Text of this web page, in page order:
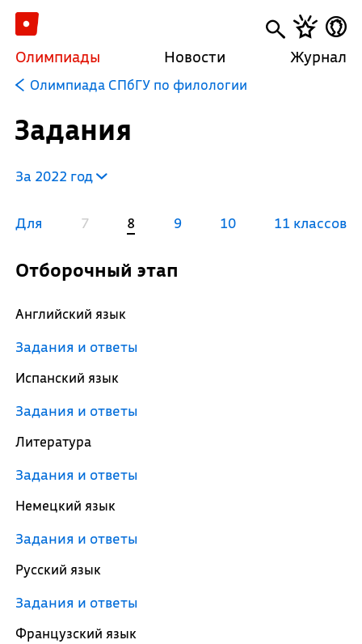
Олимпиады Новости Журнал
Олимпиада СПбГУ по филологии
Задания
За 2022 год
Для 7 8 9 10 11 классов
Отборочный этап
Английский язык
Задания и ответы
Испанский язык
Задания и ответы
Литература
Задания и ответы
Немецкий язык
Задания и ответы
Русский язык
Задания и ответы
Французский язык